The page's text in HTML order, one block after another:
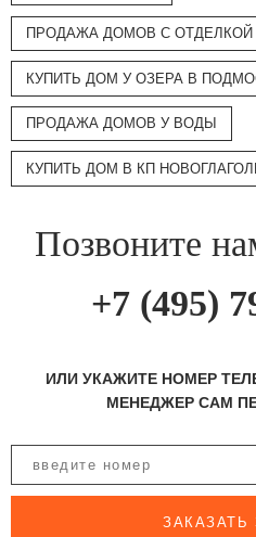
ПРОДАЖА ДОМОВ С
КУПИТЬ ДОМ У ОЗЕРА В
ПРОДАЖА ДОМОВ У ВОДЫ
КУПИТЬ ДОМ В КП
Позвоните
+7 (495)
ИЛИ УКАЖИТЕ НОМЕР
МЕНЕДЖЕР САМ
ЗАКАЗАТЬ